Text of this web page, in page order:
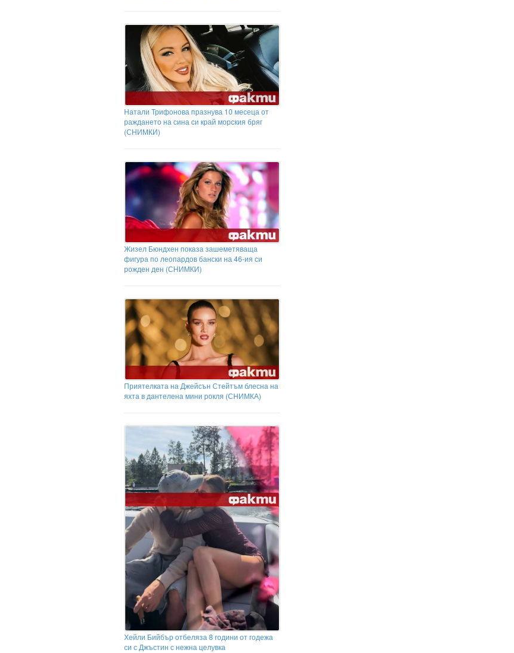
Натали Трифонова празнува 10 месеца от
раждането на сина си край морския бряг
(СНИМКИ)
Жизел Бюндхен показа зашеметяваща
фигура по леопардов бански на 46-ия си
рожден ден (СНИМКИ)
Приятелката на Джейсън Стейтъм блесна на
яхта в дантелена мини рокля (СНИМКА)
Хейли Бийбър отбеляза 8 години от годежа
си с Джъстин с нежна целувка